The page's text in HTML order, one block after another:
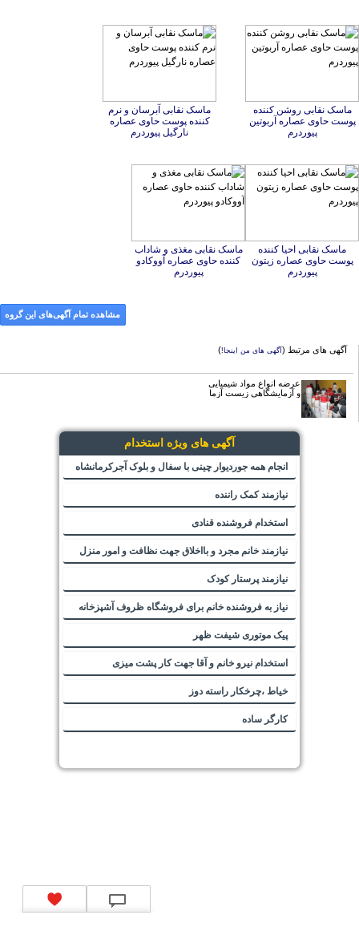
ماسک نقابی روشن کننده
پوست حاوی عصاره آربوتین
پیوردرم
ماسک نقابی آبرسان و نرم
کننده پوست حاوی عصاره
نارگیل پیوردرم
ماسک نقابی احیا کننده
پوست حاوی عصاره زیتون
پیوردرم
ماسک نقابی مغذی و شاداب
کننده حاوی عصاره آووکادو
پیوردرم
مشاهده تمام آگهی‌های این گروه
آگهی های مرتبط (آگهی های من اینجا!)
عرضه انواع مواد شیمیایی
و آزمایشگاهی زیست آزما
آگهی های ویژه استخدام
انجام همه جوردیوار چینی با سفال و بلوک آجرکرمانشاه
نیازمند کمک راننده
استخدام فروشنده قنادی
نیازمند خانم مجرد و بااخلاق جهت نظافت و امور منزل
نیازمند پرستار کودک
نیاز به فروشنده خانم برای فروشگاه ظروف آشپزخانه
پیک موتوری شیفت ظهر
استخدام نیرو خانم و آقا جهت کار پشت میزی
خیاط ،چرخکار راسته دوز
کارگر ساده